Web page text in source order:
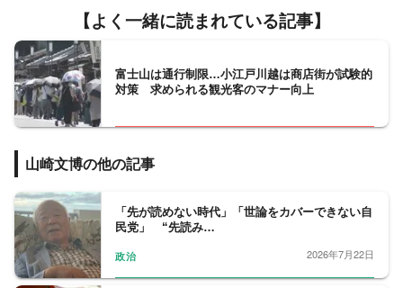
愛し、ラグビー談義になるとしばしば我を忘
【よく一緒に読まれている記事】
富士山は通行制限…小江戸川越は商店街が試験的
対策 求められる観光客のマナー向上
山崎文博の他の記事
「先が読めない時代」「世論をカバーできない自
民党」 “先読み…
政治 2026年7月22日